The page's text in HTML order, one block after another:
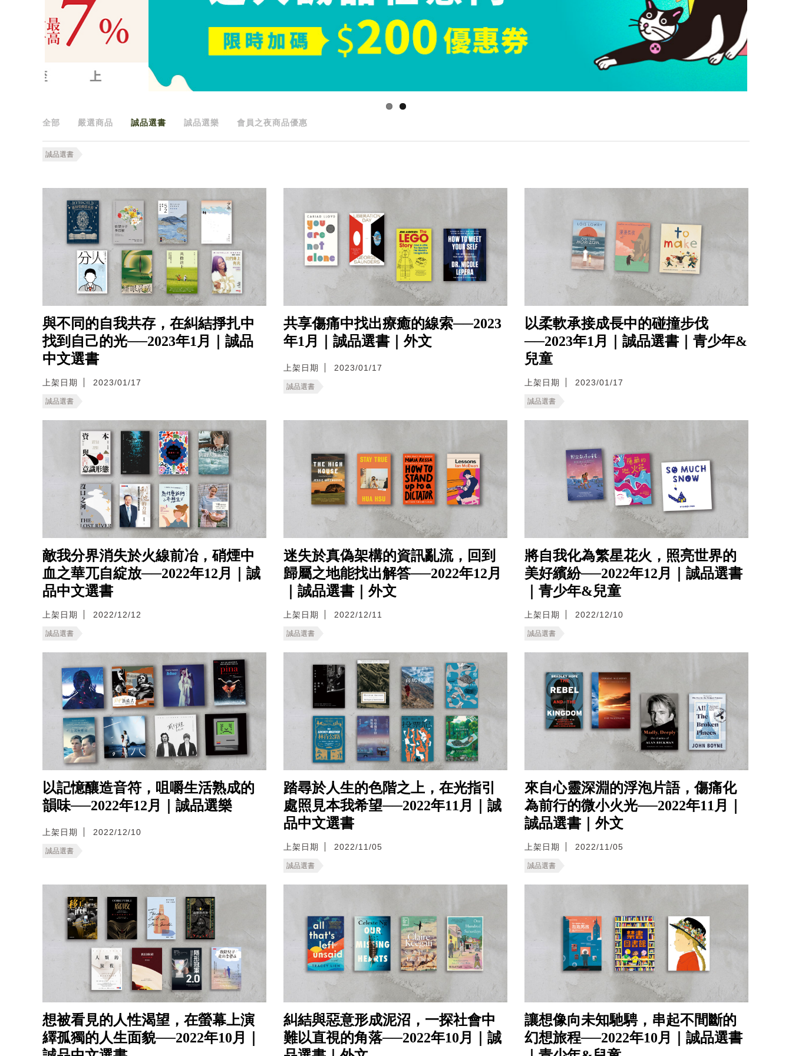
全部 嚴選商品 誠品選書 誠品選樂 會員之夜商品優惠
誠品選書
與不同的自我共存，在糾結掙扎中
找到自己的光──2023年1月｜誠品
中文選書
上架日期 2023/01/17
誠品選書
共享傷痛中找出療癒的線索──2023
年1月｜誠品選書｜外文
上架日期 2023/01/17
誠品選書
以柔軟承接成長中的碰撞步伐
──2023年1月｜誠品選書｜青少年&
兒童
上架日期 2023/01/17
誠品選書
敵我分界消失於火線前冶，硝煙中
血之華兀自綻放──2022年12月｜誠
品中文選書
上架日期 2022/12/12
誠品選書
迷失於真偽架構的資訊亂流，回到
歸屬之地能找出解答──2022年12月
｜誠品選書｜外文
上架日期 2022/12/11
誠品選書
將自我化為繁星花火，照亮世界的
美好繽紛──2022年12月｜誠品選書
｜青少年&兒童
上架日期 2022/12/10
誠品選書
以記憶釀造音符，咀嚼生活熟成的
韻味──2022年12月｜誠品選樂
上架日期 2022/12/10
誠品選書
踏尋於人生的色階之上，在光指引
處照見本我希望──2022年11月｜誠
品中文選書
上架日期 2022/11/05
誠品選書
來自心靈深淵的浮泡片語，傷痛化
為前行的微小火光──2022年11月｜
誠品選書｜外文
上架日期 2022/11/05
誠品選書
想被看見的人性渴望，在螢幕上演
繹孤獨的人生面貌──2022年10月｜
糾結與惡意形成泥沼，一探社會中
難以直視的角落──2022年10月｜誠
讓想像向未知馳騁，串起不間斷的
幻想旅程──2022年10月｜誠品選書